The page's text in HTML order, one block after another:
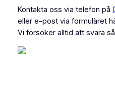
Kontakta oss via telefon på
eller e-post via formuläret
Vi försöker alltid att svara